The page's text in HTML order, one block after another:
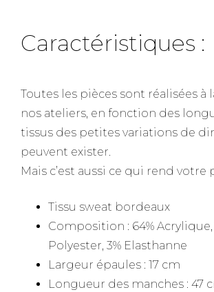
Caractéristiques :
Toutes les pièces sont réalisées à
nos ateliers, en fonction des
tissus des petites variations de
peuvent exister.
Mais c’est aussi ce qui rend votre
Tissu sweat bordeaux
Composition : 64% Acrylique,
Polyester, 3% Elasthanne
Largeur épaules : 17 cm
Longueur des manches : 47